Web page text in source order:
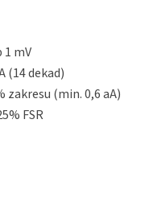
1 mV
(14 dekad)
zakresu (min. 0,6 aA)
FSR